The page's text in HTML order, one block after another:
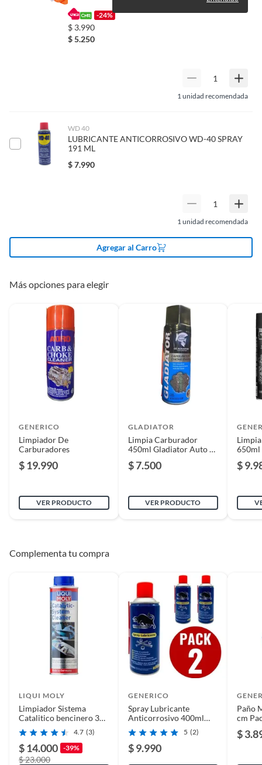
-24%
$ 3.990
$5.250
1unidad recomendada
WD 40
LUBRICANTE ANTICORROSIVO WD-40 SPRAY
191 ML
$7.990
1unidad recomendada
Agregar al Carro
Más opciones para elegir
GENERICO
Limpiador De
Carburadores
$ 19.990
VER PRODUCTO
GLADIATOR
Limpia Carburador
450ml Gladiator Auto &
$ 7.500
VER PRODUCTO
650ml
$
Complementa tu compra
LIQUI MOLY
Limpiador Sistema
Catalitico bencinero 300
Ml Liqui Moly
4.7 (3)
$ 14.000 -39%
$ 23.000
GENERICO
Spray Lubricante
Anticorrosivo 400ml
Toro Negro. Pack 2
5 (2)
$ 9.990
Paño
cm
$